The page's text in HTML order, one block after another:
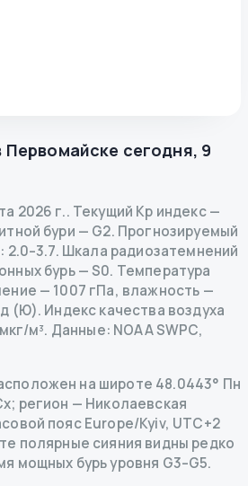
Первомайске сегодня, 9
2026 г.. Текущий Kp индекс—
бури — G2. Прогнозируемый
2.0–3.7. Шкала радиозатемнений
бурь— S0. Температура
— 1007 гПа, влажность —
(Ю). Индекс качества воздуха
м³. Данные: NOAA SWPC,
на широте 48.0443° Пн
регион — Николаевская
пояс Europe/Kyiv, UTC+2
полярные сияния видны редко
мощных бурь уровня G3–G5.